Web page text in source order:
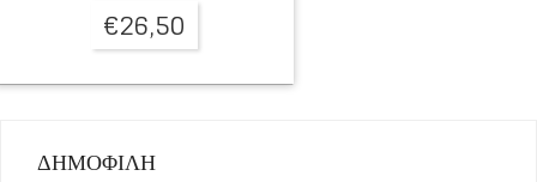
€26,50
ΔΗΜΟΦΙΛΗ